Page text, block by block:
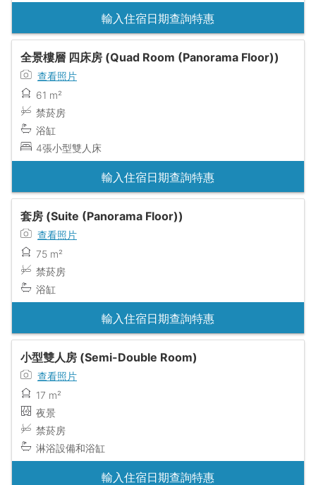
輸入住宿日期查詢特惠
全景樓層 四床房 (Quad Room (Panorama Floor))
查看照片
61 m²
禁菸房
浴缸
4張小型雙人床
輸入住宿日期查詢特惠
套房 (Suite (Panorama Floor))
查看照片
75 m²
禁菸房
浴缸
輸入住宿日期查詢特惠
小型雙人房 (Semi-Double Room)
查看照片
17 m²
夜景
禁菸房
淋浴設備和浴缸
輸入住宿日期查詢特惠